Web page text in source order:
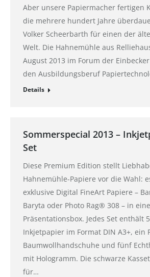
Aber unsere Papiermacher fertigen
die mehrere hundert Jahre
Volker Scheerbarth für einen der
Welt. Die Hahnemühle aus
August 2013 im Forum der
den Ausbildungsberuf
Details
Sommerspecial 2013 –
Set
Diese Premium Edition stellt
Hahnemühle-Papiere vor die Wahl:
exklusive Digital FineArt Papiere –
Baryta oder Photo Rag® 308 – in
Präsentationsbox. Jedes Set enthält
Inkjetpapier im Format DIN A3+, ein
Baumwollhandschuhe und fünf
mit Hologramm. Die schwarze
für…